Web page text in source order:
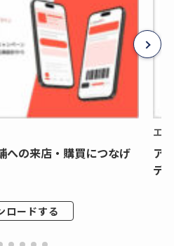
への来店・購買につなげ
ロードする
エ
ア
デ